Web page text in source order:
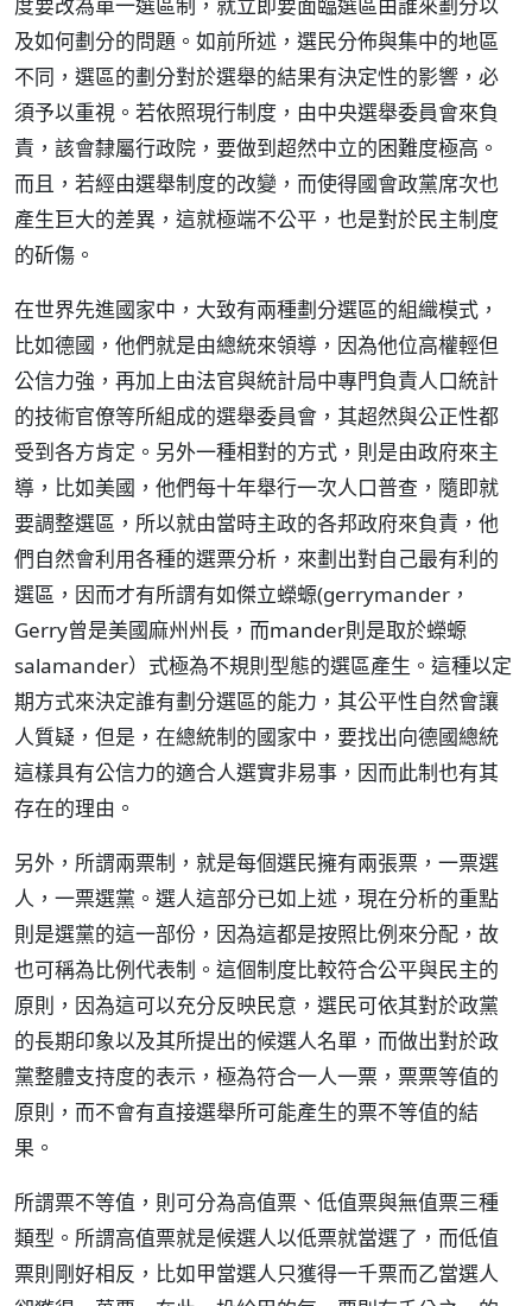
及如何劃分的問題。如前所述，選民分佈與集中的地區
不同，選區的劃分對於選舉的結果有決定性的影響，必
須予以重視。若依照現行制度，由中央選舉委員會來負
責，該會隸屬行政院，要做到超然中立的困難度極高。
而且，若經由選舉制度的改變，而使得國會政黨席次也
產生巨大的差異，這就極端不公平，也是對於民主制度
的斫傷。
在世界先進國家中，大致有兩種劃分選區的組織模式，
比如德國，他們就是由總統來領導，因為他位高權輕但
公信力強，再加上由法官與統計局中專門負責人口統計
的技術官僚等所組成的選舉委員會，其超然與公正性都
受到各方肯定。另外一種相對的方式，則是由政府來主
導，比如美國，他們每十年舉行一次人口普查，隨即就
要調整選區，所以就由當時主政的各邦政府來負責，他
們自然會利用各種的選票分析，來劃出對自己最有利的
選區，因而才有所謂有如傑立蠑螈(gerrymander，
Gerry曾是美國麻州州長，而mander則是取於蠑螈
salamander）式極為不規則型態的選區產生。這種以定
期方式來決定誰有劃分選區的能力，其公平性自然會讓
人質疑，但是，在總統制的國家中，要找出向德國總統
這樣具有公信力的適合人選實非易事，因而此制也有其
存在的理由。
另外，所謂兩票制，就是每個選民擁有兩張票，一票選
人，一票選黨。選人這部分已如上述，現在分析的重點
則是選黨的這一部份，因為這都是按照比例來分配，故
也可稱為比例代表制。這個制度比較符合公平與民主的
原則，因為這可以充分反映民意，選民可依其對於政黨
的長期印象以及其所提出的候選人名單，而做出對於政
黨整體支持度的表示，極為符合一人一票，票票等值的
原則，而不會有直接選舉所可能產生的票不等值的結
果。
所謂票不等值，則可分為高值票、低值票與無值票三種
類型。所謂高值票就是候選人以低票就當選了，而低值
票則剛好相反，比如甲當選人只獲得一千票而乙當選人